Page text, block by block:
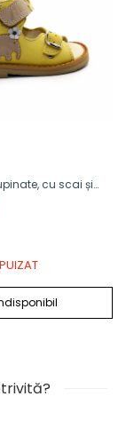
cu scai și